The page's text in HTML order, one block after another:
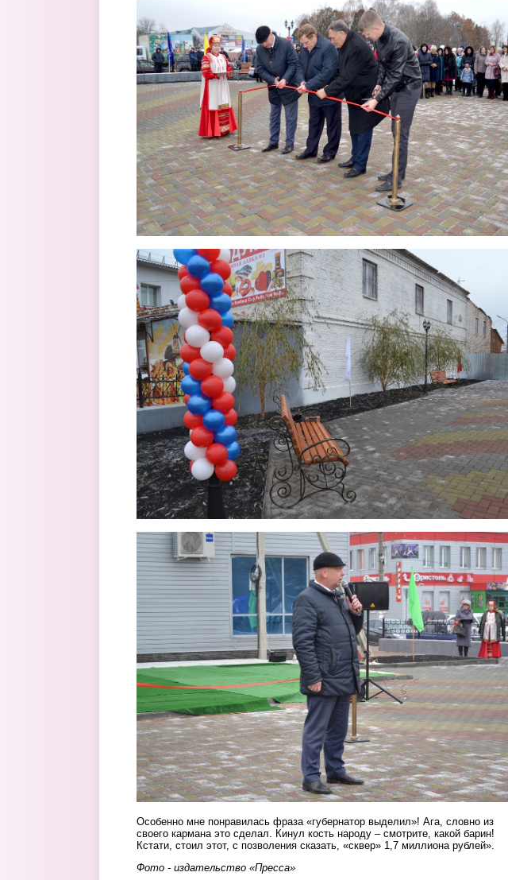
skver2.jpg
skver3.jpg
Особенно мне понравилась фраза «губернатор выделил»! Ага, словно из
своего кармана это сделал. Кинул кость народу – смотрите, какой барин!
Кстати, стоил этот, с позволения сказать, «сквер» 1,7 миллиона рублей».
Фото - издательство «Пресса»